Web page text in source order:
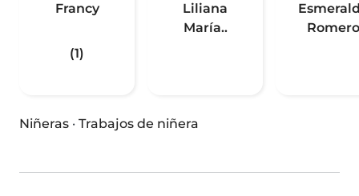
Francy
(1)
Liliana
María..
Romero
Niñeras · Trabajos de niñera